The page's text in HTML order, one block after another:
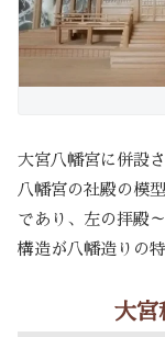
大宮八幡宮に併設
八幡宮の社殿の模
であり、左の拝殿
構造が八幡造りの特
大宮